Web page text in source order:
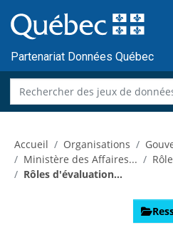
au
contenu
Partenariat Données Québec
Accueil Organisations
Ministère des Affaires...
Rôles d'évaluation...